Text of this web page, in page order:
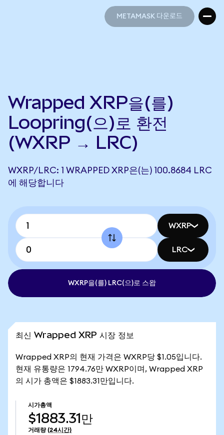
METAMASK 다운로드
Wrapped XRP을(를)
Loopring(으)로 환전
(WXRP → LRC)
WXRP/LRC: 1 WRAPPED XRP은(는) 100.8684 LRC
에 해당합니다
WXRP
LRC
WXRP을(를) LRC(으)로 스왑
최신 Wrapped XRP 시장 정보
Wrapped XRP의 현재 가격은 WXRP당 $1.05입니다.
현재 유통량은 1794.76만 WXRP이며, Wrapped XRP
의 시가 총액은 $1883.31만입니다.
시가총액
$1883.31만
거래량 (24시간)